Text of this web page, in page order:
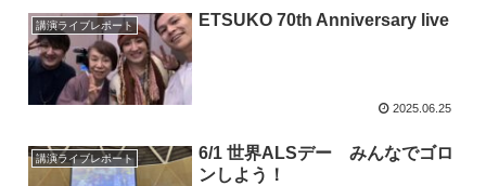
講演ライブレポート ETSUKO 70th Anniversary live
2025.06.25
講演ライブレポート
6/1 世界ALSデー みんなでゴロ
ンしよう！